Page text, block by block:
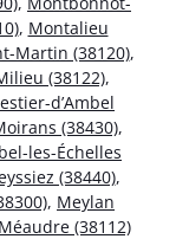
, Montalieu
Martin (38120),
(38122),
d’Ambel
(38430),
les-Échelles
(38440),
, Meylan
Méaudre (38112)